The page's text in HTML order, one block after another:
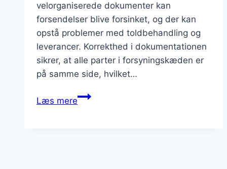
velorganiserede dokumenter kan
forsendelser blive forsinket, og der kan
opstå problemer med toldbehandling og
leverancer. Korrekthed i dokumentationen
sikrer, at alle parter i forsyningskæden er
på samme side, hvilket…
Læs mereSpeditør